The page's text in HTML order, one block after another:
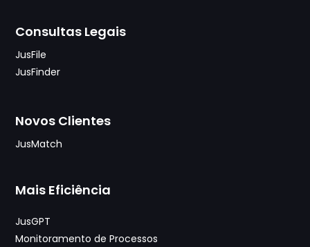
Consultas Legais
JusFile
JusFinder
Novos Clientes
JusMatch
Mais Eficiência
JusGPT
Monitoramento de Processos